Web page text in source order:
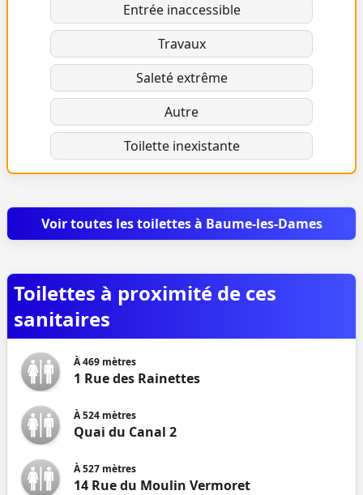
Entrée inaccessible
Travaux
Saleté extrême
Autre
Toilette inexistante
Voir toutes les toilettes à Baume-les-Dames
Toilettes à proximité de ces
sanitaires
À469 mètres
1 Rue des Rainettes
À524 mètres
Quai du Canal 2
À527 mètres
14 Rue du Moulin Vermoret